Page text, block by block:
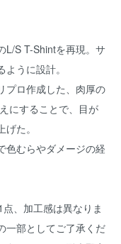
L/S T-Shintを再現。サ
うに設計。
プロ作成した、肉厚の
にすることで、目が
た。
色むらやダメージの経
、加工感は異なりま
一部としてご了承くだ